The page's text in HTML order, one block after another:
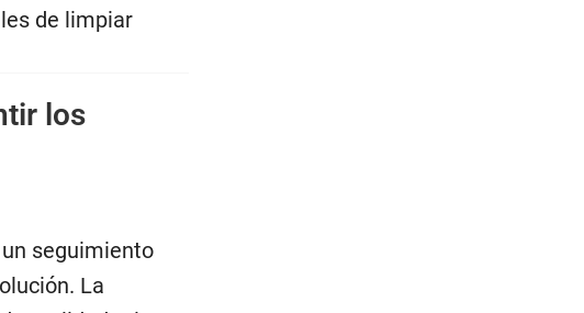
de limpiar
los
seguimiento
La